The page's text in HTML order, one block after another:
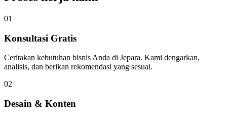
01
Konsultasi Gratis
Ceritakan kebutuhan bisnis Anda di Jepara. Kami dengarkan,
analisis, dan berikan rekomendasi yang sesuai.
02
Desain & Konten